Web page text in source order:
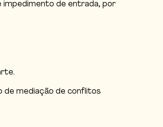
impedimento de entrada, por
de mediação de conflitos